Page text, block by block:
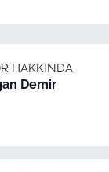
HAKKINDA
Demir